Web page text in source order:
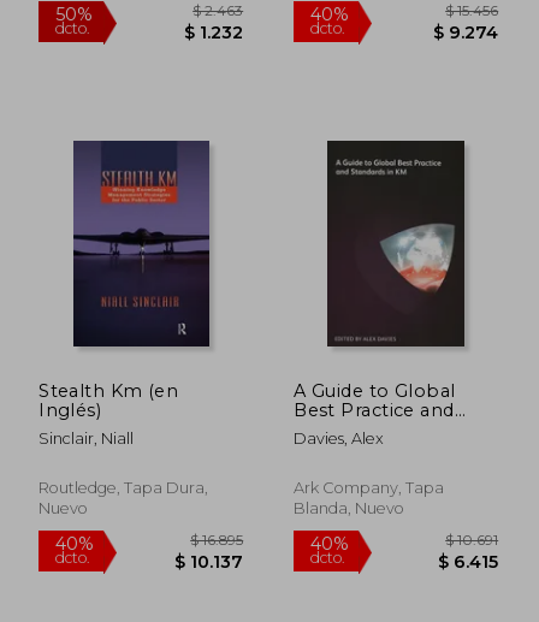
50% 40%
Stealth Km (en
Inglés)
Sinclair, Niall
Routledge, Tapa Dura,
Nuevo
A Guide to Global
Best Practice and
Standards in KM (en
Inglés)
Davies, Alex
Ark Company, Tapa
Blanda, Nuevo